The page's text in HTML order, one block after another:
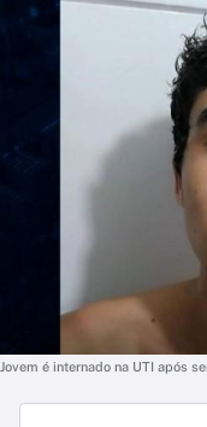
Jovem é internado na UTI após